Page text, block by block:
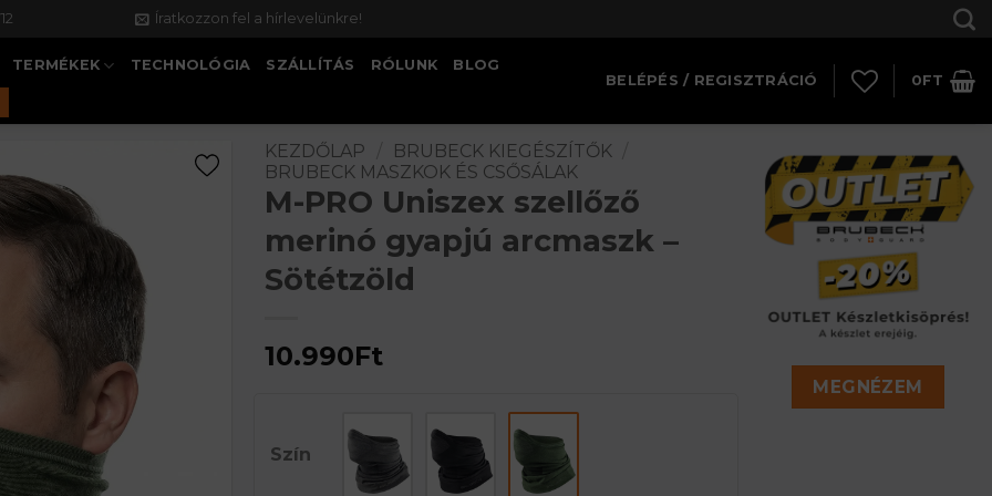
Íratkozzon fel a hírlevelünkre!
TERMÉKEK TECHNOLÓGIA SZÁLLÍTÁS RÓLUNK BLOG
BELÉPÉS / REGISZTRÁCIÓ 0FT
KEZDŐLAP BRUBECK KIEGÉSZÍTŐK
BRUBECK MASZKOK ÉS CSŐSÁLAK
M-PRO Uniszex szellőző
merinó gyapjú arcmaszk –
Sötétzöld
10.990Ft
Szín
MEGNÉZEM